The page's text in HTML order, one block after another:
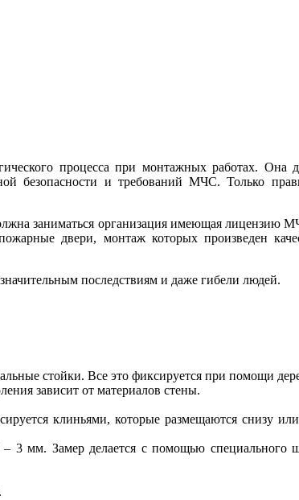
процесса при монтажных работах. Она
безопасности и требований МЧС. Только
заниматься организация имеющая лицензию
двери, монтаж которых произведен
последствиям и даже гибели людей.
стойки. Все это фиксируется при помощи
зависит от материалов стены.
клиньями, которые размещаются снизу
3 мм. Замер делается с помощью специального